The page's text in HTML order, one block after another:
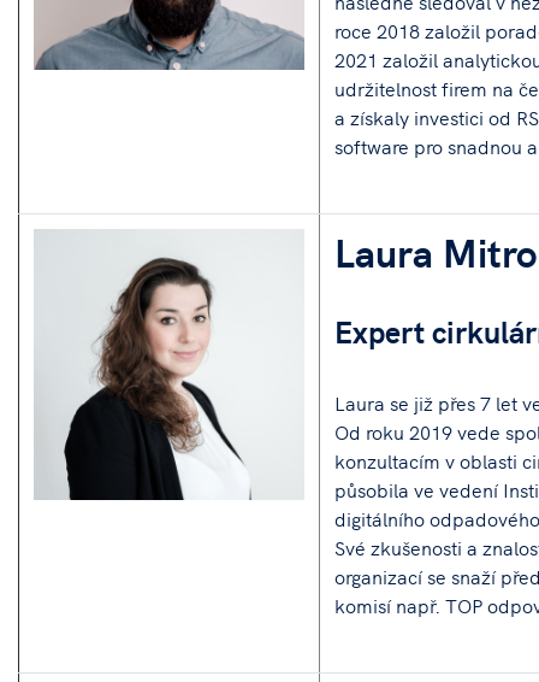
roce 2018 založil
2021 založil
udržitelnost firem na
a získaly investici od
software pro snadnou
Laura
Expert
Laura se již přes 7 let
Od roku 2019 vede
konzultacím v oblasti
působila ve vedení
digitálního
Své zkušenosti a
organizací se snaží
komisí např. TOP